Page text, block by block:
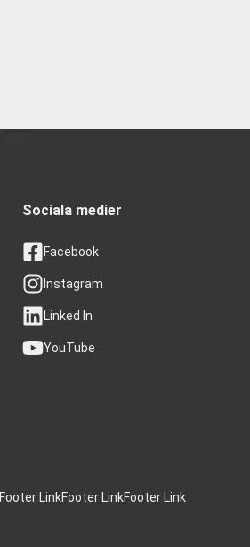
Sociala medier
Facebook
Instagram
Linked In
YouTube
Footer LinkFooter LinkFooter Link